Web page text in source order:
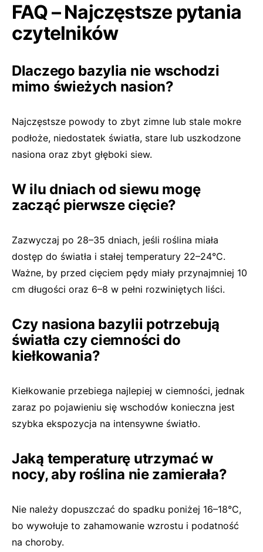
FAQ – Najczęstsze pytania
czytelników
Dlaczego bazylia nie wschodzi
mimo świeżych nasion?
Najczęstsze powody to zbyt zimne lub stale mokre
podłoże, niedostatek światła, stare lub uszkodzone
nasiona oraz zbyt głęboki siew.
W ilu dniach od siewu mogę
zacząć pierwsze cięcie?
Zazwyczaj po 28–35 dniach, jeśli roślina miała
dostęp do światła i stałej temperatury 22–24°C.
Ważne, by przed cięciem pędy miały przynajmniej 10
cm długości oraz 6–8 w pełni rozwiniętych liści.
Czy nasiona bazylii potrzebują
światła czy ciemności do
kiełkowania?
Kiełkowanie przebiega najlepiej w ciemności, jednak
zaraz po pojawieniu się wschodów konieczna jest
szybka ekspozycja na intensywne światło.
Jaką temperaturę utrzymać w
nocy, aby roślina nie zamierała?
Nie należy dopuszczać do spadku poniżej 16–18°C,
bo wywołuje to zahamowanie wzrostu i podatność
na choroby.